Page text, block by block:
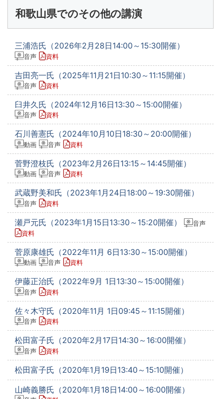
和歌山県でのその他の講演
三浦浩氏（2026年2月28日14:00～15:30開催）
音声 資料
吉田亮一氏（2025年11月21日10:30～11:15開催）
音声 資料
臼井久氏（2024年12月16日13:30～15:00開催）
音声 資料
石川善憲氏（2024年10月10日18:30～20:00開催）
動画 音声 資料
菅野澄枝氏（2023年2月26日13:15～14:45開催）
動画 音声 資料
武蔵野美和氏（2023年1月24日18:00～19:30開催）
音声 資料
瀬戸元氏（2023年1月15日13:30～15:20開催）
音声
資料
菅原康雄氏（2022年11月 6日13:30～15:00開催）
動画 音声 資料
伊藤正治氏（2022年9月 1日13:30～15:00開催）
音声 資料
佐々木守氏（2020年11月 1日09:45～11:15開催）
音声 資料
松田富子氏（2020年2月17日14:30～16:00開催）
音声 資料
松田富子氏（2020年1月19日13:40～15:10開催）
山崎義勝氏（2020年1月18日14:00～16:00開催）